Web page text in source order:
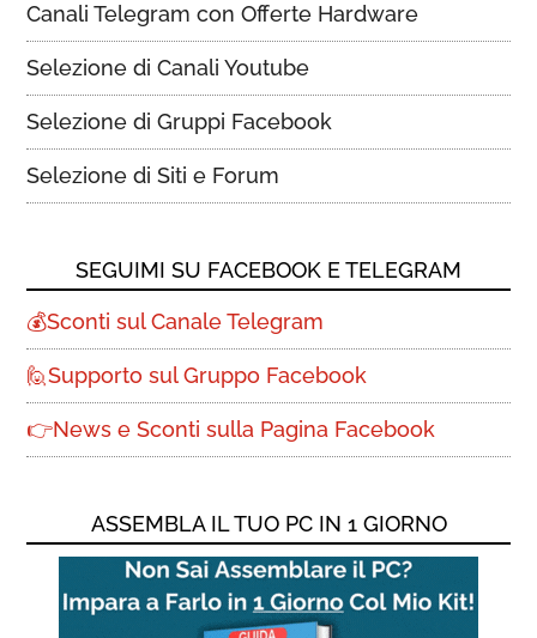
Canali Telegram con Offerte Hardware
Selezione di Canali Youtube
Selezione di Gruppi Facebook
Selezione di Siti e Forum
SEGUIMI SU FACEBOOK E TELEGRAM
💰Sconti sul Canale Telegram
🙋Supporto sul Gruppo Facebook
👉News e Sconti sulla Pagina Facebook
ASSEMBLA IL TUO PC IN 1 GIORNO